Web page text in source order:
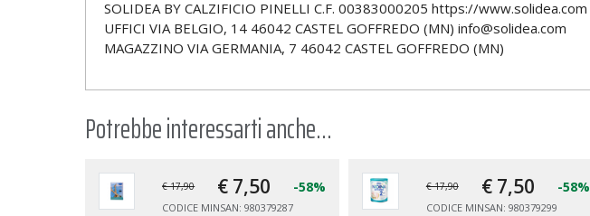
SOLIDEA BY CALZIFICIO PINELLI C.F. 00383000205 https://www.solidea.com
UFFICI VIA BELGIO, 14 46042 CASTEL GOFFREDO (MN) info@solidea.com
MAGAZZINO VIA GERMANIA, 7 46042 CASTEL GOFFREDO (MN)
Potrebbe interessarti anche...
€ 17,90 € 7,50 -58%
CODICE MINSAN: 980379287
€ 17,90 € 7,50 -58%
CODICE MINSAN: 980379299